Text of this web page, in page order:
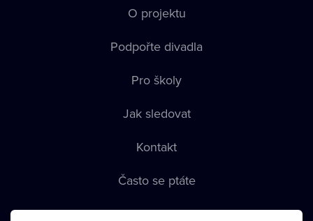
O projektu
Podpořte divadla
Pro školy
Jak sledovat
Kontakt
Často se ptáte